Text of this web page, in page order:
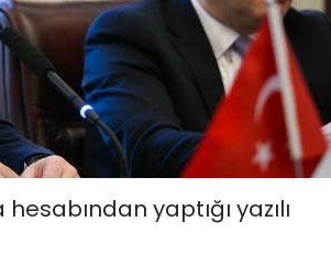
yaptığı yazılı